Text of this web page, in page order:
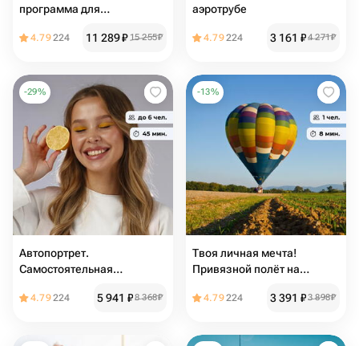
программа для
4.79224 11 289₽ 15 255₽
аэротрубе
4.79224 3 161 ₽4 271₽
-29%
Автопортрет.
Самостоятельная
4.79224 5 941 ₽8 368₽
-13%
Твоя личная мечта!
Привязной полёт на
Прогресс
4.79224 3 391 ₽3 898₽